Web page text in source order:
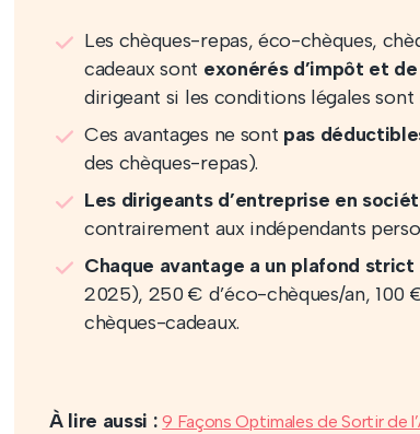
Les chèques-repas, éco-chèques,
cadeaux sont exonérés d’impôt et
dirigeant si les conditions légales sont
Ces avantages ne sont pas
des chèques-repas).
Les dirigeants d’entreprise en
contrairement aux indépendants
Chaque avantage a un plafond strict
2025), 250 € d’éco-chèques/an,
chèques-cadeaux.
À lire aussi : 9 Façons Optimales de Sortir de